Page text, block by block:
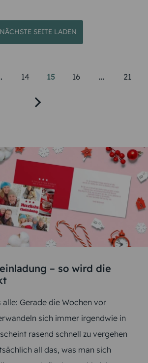
NÄCHSTE SEITE LADEN
14 15 16 ... 21
– so wird die
alle: Gerade die Wochen vor
sich immer irgendwie in
rasend schnell zu vergehen
all das, was man sich